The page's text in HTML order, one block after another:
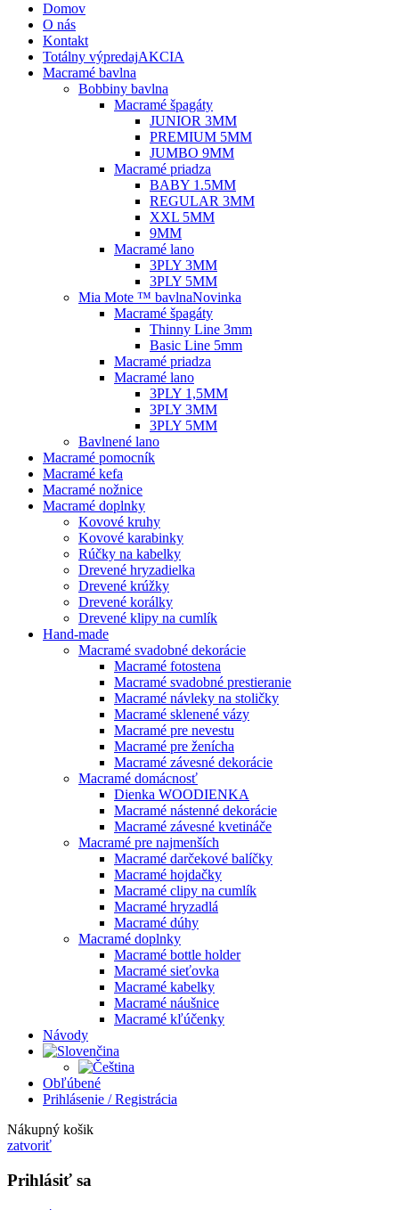
Domov
O nás
Kontakt
Totálny výpredajAKCIA
Macramé bavlna
Bobbiny bavlna
Macramé špagáty
JUNIOR 3MM
PREMIUM 5MM
JUMBO 9MM
Macramé priadza
BABY 1.5MM
REGULAR 3MM
XXL 5MM
9MM
Macramé lano
3PLY 3MM
3PLY 5MM
Mia Mote ™ bavlnaNovinka
Macramé špagáty
Thinny Line 3mm
Basic Line 5mm
Macramé priadza
Macramé lano
3PLY 1,5MM
3PLY 3MM
3PLY 5MM
Bavlnené lano
Macramé pomocník
Macramé kefa
Macramé nožnice
Macramé doplnky
Kovové kruhy
Kovové karabinky
Rúčky na kabelky
Drevené hryzadielka
Drevené krúžky
Drevené korálky
Drevené klipy na cumlík
Hand-made
Macramé svadobné dekorácie
Macramé fotostena
Macramé svadobné prestieranie
Macramé návleky na stoličky
Macramé sklenené vázy
Macramé pre nevestu
Macramé pre ženícha
Macramé závesné dekorácie
Macramé domácnosť
Dienka WOODIENKA
Macramé nástenné dekorácie
Macramé závesné kvetináče
Macramé pre najmenších
Macramé darčekové balíčky
Macramé hojdačky
Macramé clipy na cumlík
Macramé hryzadlá
Macramé dúhy
Macramé doplnky
Macramé bottle holder
Macramé sieťovka
Macramé kabelky
Macramé náušnice
Macramé kľúčenky
Návody
Obľúbené
Prihlásenie / Registrácia
Nákupný košik
zatvoriť
Prihlásiť sa